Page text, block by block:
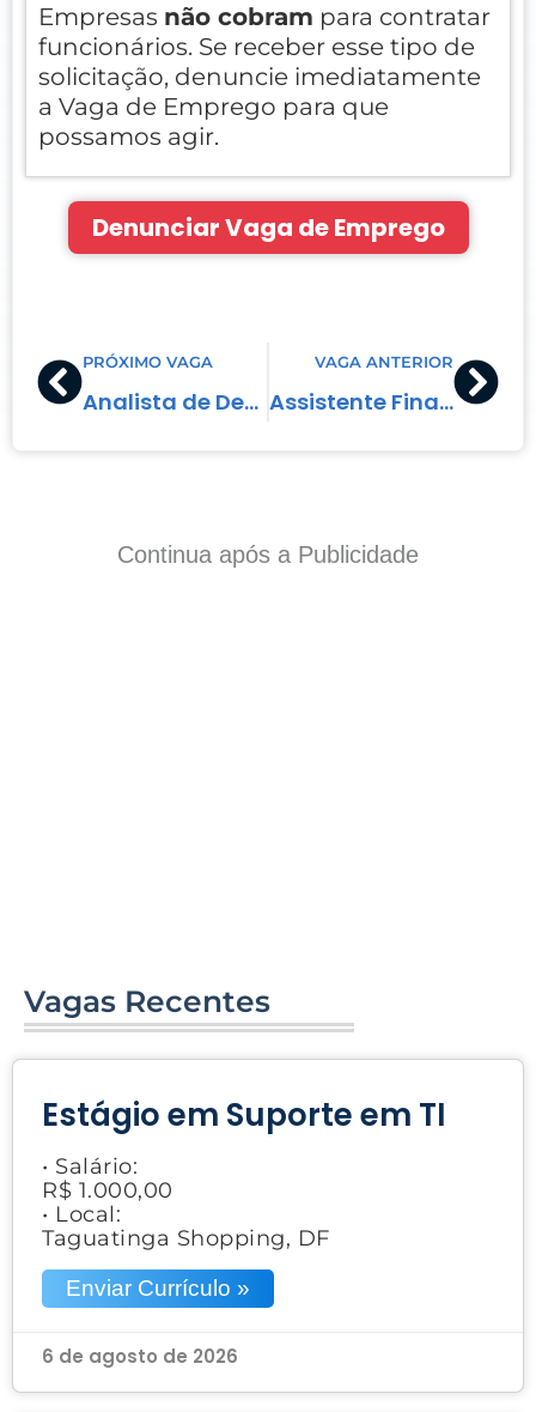
Empresas não cobram para contratar
funcionários. Se receber esse tipo de
solicitação, denuncie imediatamente
a Vaga de Emprego para que
possamos agir.
Denunciar Vaga de Emprego
Prev
PRÓXIMO VAGA
Analista de Departamento Pessoal
VAGA ANTERIOR
Assistente Financeiro
Continua após a Publicidade
Vagas Recentes
Estágio em Suporte em TI
• Salário:
R$ 1.000,00
• Local:
Taguatinga Shopping, DF
Enviar Currículo »
6 de agosto de 2026